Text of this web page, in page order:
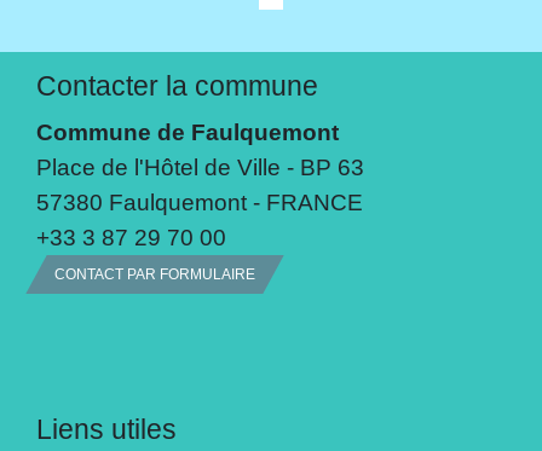
Contacter la commune
Commune de Faulquemont
Place de l'Hôtel de Ville - BP 63
57380 Faulquemont - FRANCE
+33 3 87 29 70 00
CONTACT PAR FORMULAIRE
Liens utiles